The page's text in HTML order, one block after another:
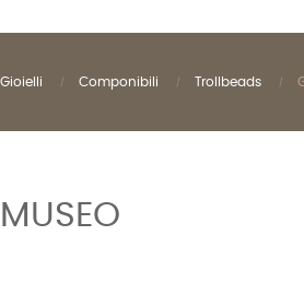
Gioielli Componibili Trollbeads